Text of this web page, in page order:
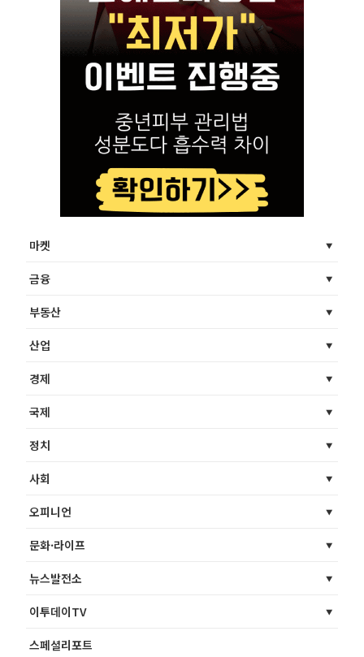
마켓
금융
부동산
산업
경제
국제
정치
사회
오피니언
문화·라이프
뉴스발전소
이투데이TV
스페셜리포트